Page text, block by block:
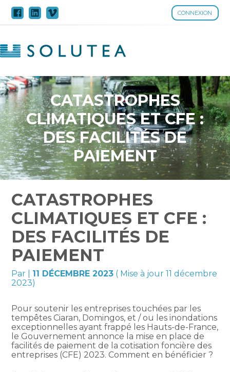
CONNEXION
Aller
CATASTROPHES
CLIMATIQUES ET CFE :
DES FACILITÉS DE
PAIEMENT
CATASTROPHES
CLIMATIQUES ET CFE :
DES FACILITÉS DE
PAIEMENT
Par 11 DÉCEMBRE 2023 ( Mise à jour 11 décembre
2023)
Pour soutenir les entreprises touchées par les
tempêtes Ciaran, Domingos, et / ou les inondations
exceptionnelles ayant frappé les Hauts-de-France,
le Gouvernement annonce la mise en place de
facilités de paiement de la cotisation foncière des
entreprises (CFE) 2023. Comment en bénéficier ?